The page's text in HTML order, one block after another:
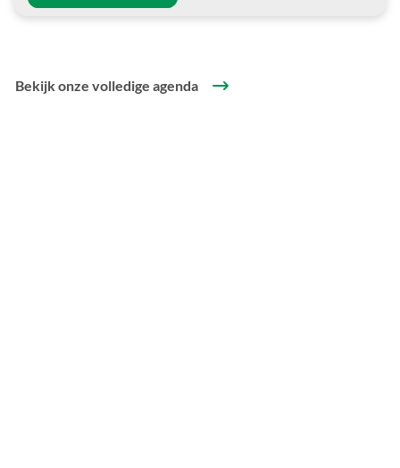
Bekijk onze volledige agenda